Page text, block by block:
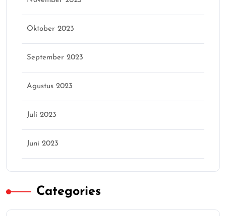
Oktober 2023
September 2023
Agustus 2023
Juli 2023
Juni 2023
Categories